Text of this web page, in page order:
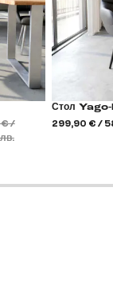
€ /
Стол
299,90 € /